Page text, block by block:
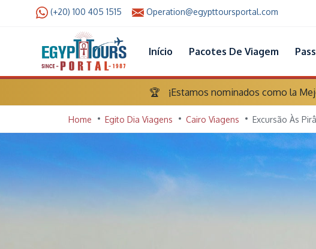
(+20) 100 405 1515 Operation@egypttoursportal.com
Início Pacotes De Viagem
🏆 ¡Estamos nominados como la
Home Egito Dia Viagens Cairo Viagens Excursão Às